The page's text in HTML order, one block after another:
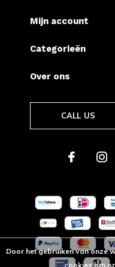
Mijn account
Categorieën
Over ons
CALL US
Door het gebruiken van onze
cookies om